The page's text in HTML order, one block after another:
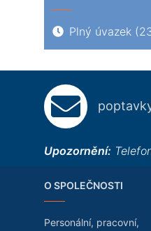
Plný úvazek
Upozornění:
O SPOLEČNOSTI
Personální, pracovní,